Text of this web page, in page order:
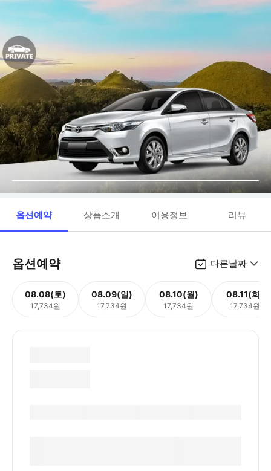
옵션예약 상품소개 이용정보 리뷰
옵션예약 다른날짜
08.08(토)
17,734원
08.09(일)
17,734원
08.10(월)
17,734원
08.11(화)
17,734원